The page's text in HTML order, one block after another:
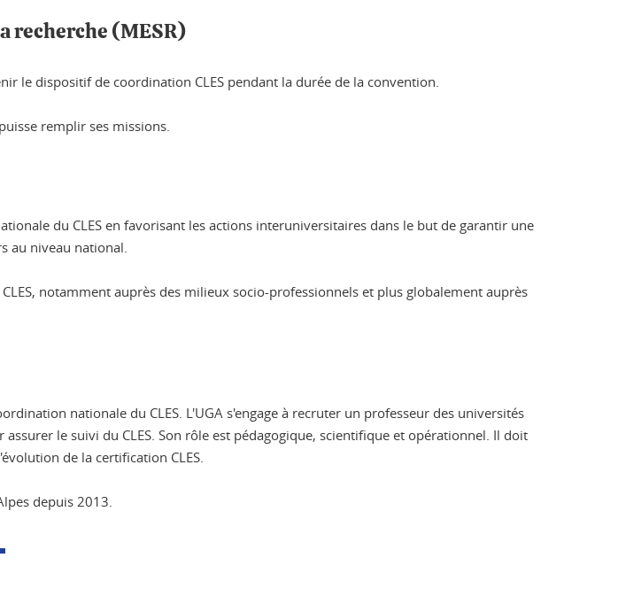
recherche (MESR)
le dispositif de coordination CLES pendant la durée de la convention.
remplir ses missions.
du CLES en favorisant les actions interuniversitaires dans le but de garantir une
au niveau national.
notamment auprès des milieux socio-professionnels et plus globalement auprès
nationale du CLES. L'UGA s'engage à recruter un professeur des universités
le suivi du CLES. Son rôle est pédagogique, scientifique et opérationnel. Il doit
de la certification CLES.
depuis 2013.